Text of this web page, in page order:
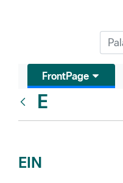
FrontPage
E
EIN